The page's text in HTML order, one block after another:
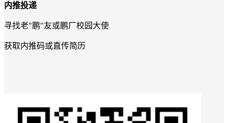
内推投递
寻找老"鹏"友或鹏厂校园大使
获取内推码或直传简历